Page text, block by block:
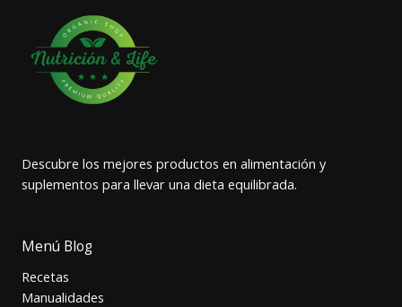
Descubre los mejores productos en alimentación y
suplementos para llevar una dieta equilibrada.
Menú Blog
Recetas
Manualidades